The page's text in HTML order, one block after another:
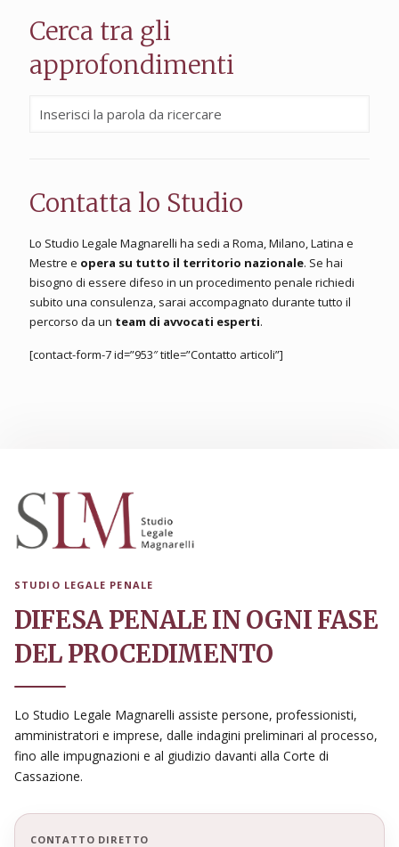
Cerca tra gli
approfondimenti
Contatta lo Studio
Lo Studio Legale Magnarelli ha sedi a Roma, Milano, Latina e
Mestre e opera su tutto il territorio nazionale. Se hai
bisogno di essere difeso in un procedimento penale richiedi
subito una consulenza, sarai accompagnato durante tutto il
percorso da un team di avvocati esperti.
[contact-form-7 id=”953″ title=”Contatto articoli”]
STUDIO LEGALE PENALE
DIFESA PENALE IN OGNI FASE
DEL PROCEDIMENTO
Lo Studio Legale Magnarelli assiste persone, professionisti,
amministratori e imprese, dalle indagini preliminari al processo,
fino alle impugnazioni e al giudizio davanti alla Corte di
Cassazione.
CONTATTO DIRETTO